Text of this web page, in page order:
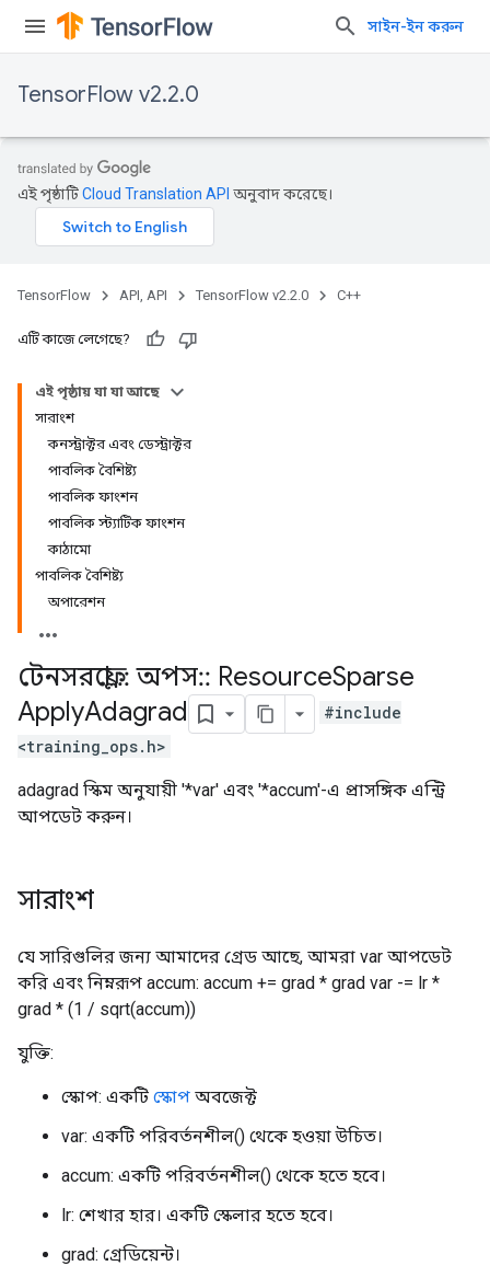
সাইন-ইন করুন
TensorFlow v2.2.0
এই পৃষ্ঠাটিCloud Translation API অনুবাদ করেছে।
TensorFlow API, API TensorFlow v2.2.0 C++
এটি কাজে লেগেছে?
এই পৃষ্ঠায় যা যা আছে
সারাংশ
কনস্ট্রাক্টর এবং ডেস্ট্রাক্টর
পাবলিক বৈশিষ্ট্য
পাবলিক ফাংশন
পাবলিক স্ট্যাটিক ফাংশন
কাঠামো
পাবলিক বৈশিষ্ট্য
অপারেশন
টেনসরফ্লো:: অপস:: ResourceSparse
ApplyAdagrad
#include
<training_ops.h>
adagrad স্কিম অনুযায়ী '*var' এবং '*accum'-এ প্রাসঙ্গিক এন্ট্রি
আপডেট করুন।
সারাংশ
যে সারিগুলির জন্য আমাদের গ্রেড আছে, আমরা var আপডেট
করি এবং নিম্নরূপ accum: accum += grad * grad var -= lr *
grad * (1 / sqrt(accum))
যুক্তি:
স্কোপ: একটি স্কোপ অবজেক্ট
var: একটি পরিবর্তনশীল() থেকে হওয়া উচিত।
accum: একটি পরিবর্তনশীল() থেকে হতে হবে।
lr: শেখার হার। একটি স্কেলার হতে হবে।
grad: গ্রেডিয়েন্ট।